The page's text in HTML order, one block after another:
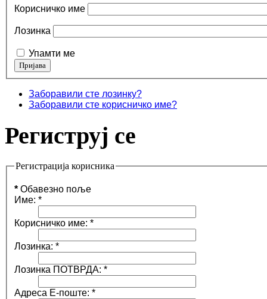
Корисничко име
Лозинка
Упамти ме
Заборавили сте лозинку?
Заборавили сте корисничко име?
Региструј се
Регистрација корисника
* Обавезно поље
Име: *
Корисничко име: *
Лозинка: *
Лозинка ПОТВРДА: *
Адреса Е-поште: *